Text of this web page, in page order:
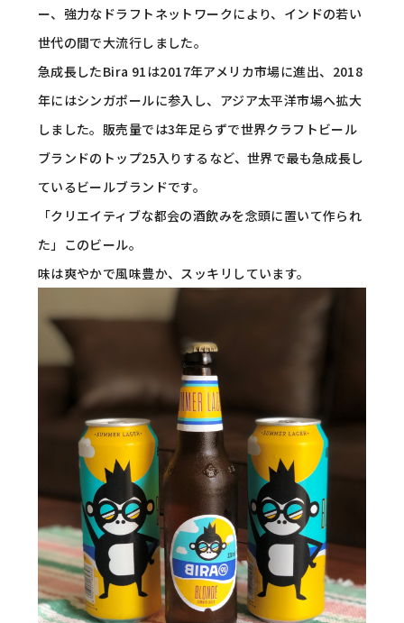
ー、強力なドラフトネットワークにより、インドの若い
世代の間で大流行しました。
急成長したBira 91は2017年アメリカ市場に進出、2018
年にはシンガポールに参入し、アジア太平洋市場へ拡大
しました。販売量では3年足らずで世界クラフトビール
ブランドのトップ25入りするなど、世界で最も急成長し
ているビールブランドです。
「クリエイティブな都会の酒飲みを念頭に置いて作られ
た」このビール。
味は爽やかで風味豊か、スッキリしています。